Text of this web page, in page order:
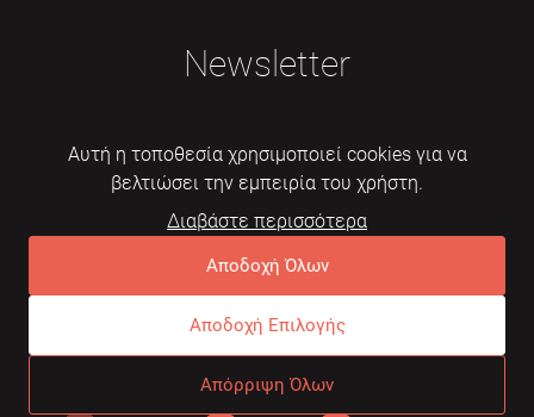
Newsletter
Εγγραφή
Συχνές ερωτήσειςΌροι χρήσης
Αυτή η τοποθεσία χρησιμοποιεί cookies για να
βελτιώσει την εμπειρία του χρήστη.
Διαβάστε περισσότερα
Αποδοχή Όλων
Αποδοχή Επιλογής
Απόρριψη Όλων